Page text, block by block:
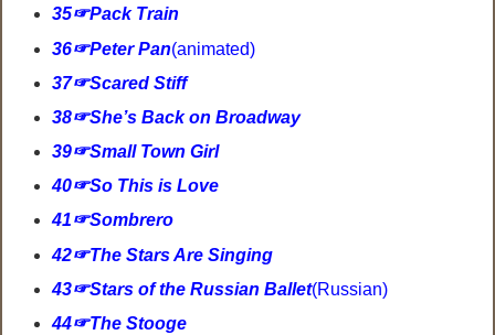
35☞Pack Train
36☞Peter Pan(animated)
37☞Scared Stiff
38☞She’s Back on Broadway
39☞Small Town Girl
40☞So This is Love
41☞Sombrero
42☞The Stars Are Singing
43☞Stars of the Russian Ballet(Russian)
44☞The Stooge